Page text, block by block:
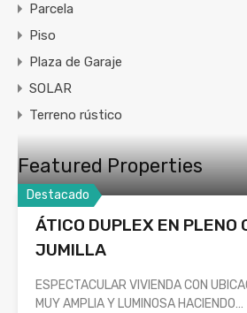
Parcela
Piso
Plaza de Garaje
SOLAR
Terreno rústico
Featured Properties
Destacado
ÁTICO DUPLEX EN PLENO
JUMILLA
ESPECTACULAR VIVIENDA CON
MUY AMPLIA Y LUMINOSA HACIENDO…